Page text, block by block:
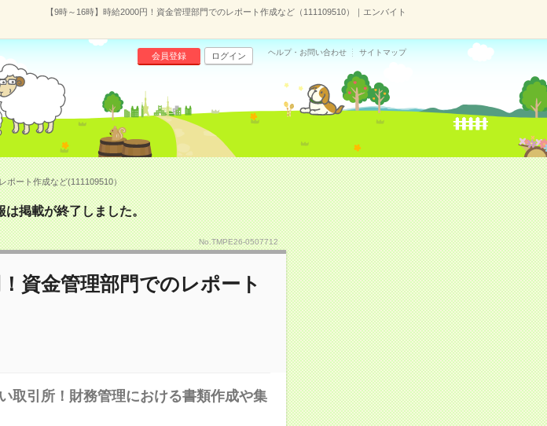
【9時～16時】時給2000円！資金管理部門でのレポート作成など（111109510）｜エンバイト
会員登録 ログイン ヘルプ・お問い合わせ サイトマップ
ポート作成など(111109510）
は掲載が終了しました。
No.TMPE26-0507712
資金管理部門でのレポート
取引所！財務管理における書類作成や集